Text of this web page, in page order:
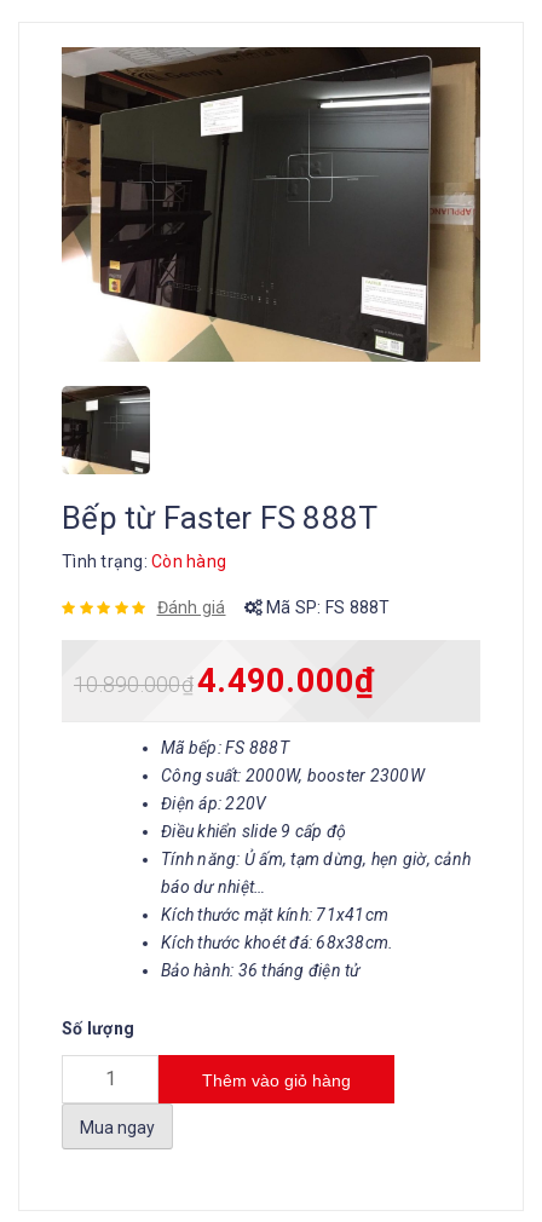
Bếp từ Faster FS 888T
Tình trạng: Còn hàng
Đánh giá Mã SP: FS 888T
10.890.000₫4.490.000₫
Mã bếp: FS 888T
Công suất: 2000W, booster 2300W
Điện áp: 220V
Điều khiển slide 9 cấp độ
Tính năng: Ủ ấm, tạm dừng, hẹn giờ, cảnh
báo dư nhiệt…
Kích thước mặt kính: 71x41cm
Kích thước khoét đá: 68x38cm.
Bảo hành: 36 tháng điện tử
Số lượng
Thêm vào giỏ hàng
Mua ngay